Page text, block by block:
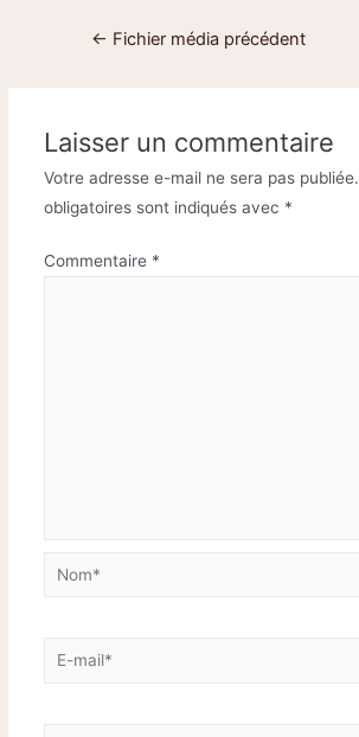
← Fichier média précédent
Laisser un commentaire
Votre adresse e-mail ne sera pas publiée.
obligatoires sont indiqués avec *
Commentaire *